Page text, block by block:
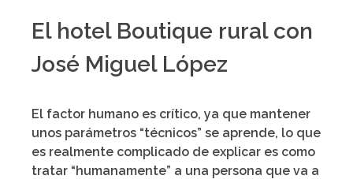
El hotel Boutique rural con
José Miguel López
El factor humano es crítico, ya que mantener
unos parámetros “técnicos” se aprende, lo que
es realmente complicado de explicar es como
tratar “humanamente” a una persona que va a